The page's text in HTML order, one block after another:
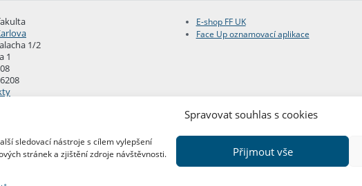
Spravovat souhlas s cookies
sledovací nástroje s cílem vylepšení
stránek a zjištění zdroje návštěvnosti.
Přijmout vše
1/2
1
E-shop FF UK
Face Up oznamovací aplikace